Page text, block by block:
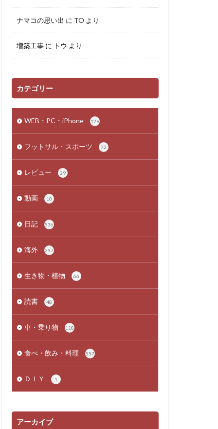
ナマコの思い出 に TO より
増築工事 に トウ より
カテゴリー
WEB・PC・iPhone 129
フットサル・スポーツ 72
レビュー 29
動画 10
日記 536
海外 237
生き物・植物 66
読書 48
車・乗り物 118
食べ・飲み・料理 557
ＤＩＹ 1
アーカイブ